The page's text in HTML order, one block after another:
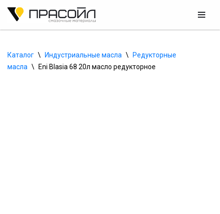
содержимому
Каталог \ Индустриальные масла \
Редукторные
масла \ Eni Blasia 68 20л масло редукторное